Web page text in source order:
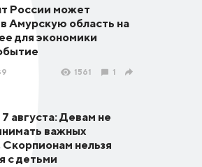
России может
Амурскую область на
для экономики
1561 1
августа: Девам не
важных
нельзя
с детьми